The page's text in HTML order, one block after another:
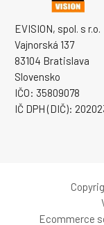
EVISION, spol. s r.o.
Vajnorská 137
83104 Bratislava
Slovensko
IČO: 35809078
IČ DPH (DIČ):
Ecommerce